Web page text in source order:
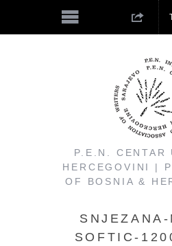
P.E.N. CENTAR
HERCEGOVINI |
OF BOSNIA &
SOFTIC-